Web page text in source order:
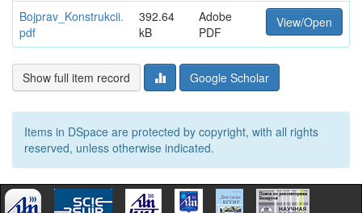
Bojprav_Konstrukcii.
pdf
392.64
kB
Adobe
PDF
View/Open
Show full item record Google Scholar
Items in DSpace are protected by copyright, with all rights
reserved, unless otherwise indicated.